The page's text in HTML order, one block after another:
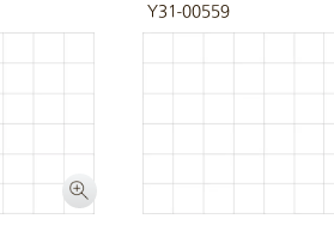
Y31-00559